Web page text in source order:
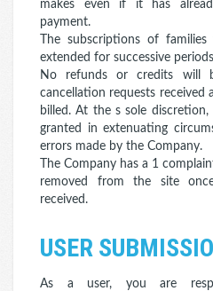
makes even if it has
payment.
The subscriptions of
extended for successive
No refunds or credits will
cancellation requests received
billed. At the s sole
granted in extenuating
errors made by the Company.
The Company has a 1
removed from the site
received.
USER
As a user, you are